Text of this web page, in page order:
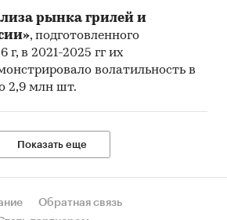
отправители и
товара
и экспорта в натуральном
и экспорта в стоимостном
рынка грилей и
, подготовленного
г, в 2021-2025 гг их
волатильность в
2,9 млн шт.
Показать еще
Обратная связь